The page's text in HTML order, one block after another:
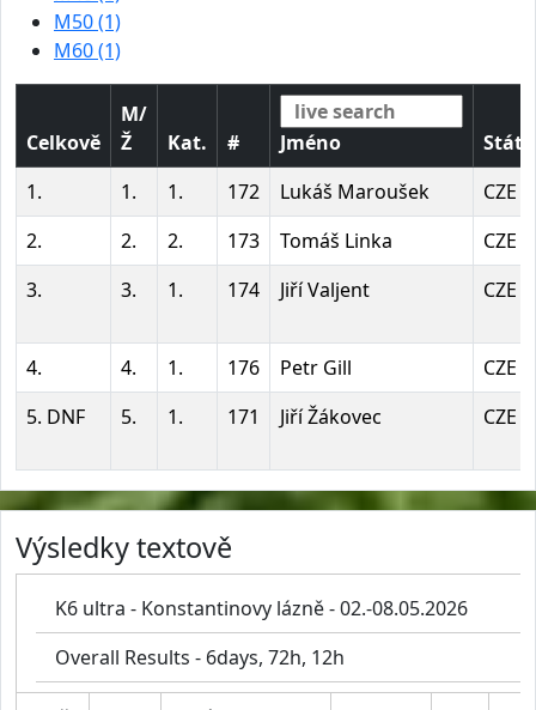
M50 (1)
M60 (1)
Celkově
M/
Ž
Kat. # Jméno
Stát
1.
1. 1. 172 Lukáš Maroušek
CZE
2.
2. 2. 173 Tomáš Linka
CZE
3.
3. 1. 174 Jiří Valjent CZE
4. 4. 1. 176 Petr Gill
CZE
5. DNF
5. 1. 171 Jiří Žákovec CZE
Výsledky textově
K6 ultra - Konstantinovy lázně - 02.-08.05.2026
Overall Results - 6days, 72h, 12h